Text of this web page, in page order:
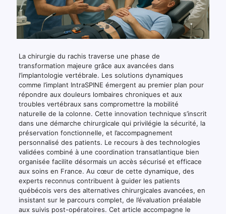
La chirurgie du rachis traverse une phase de
transformation majeure grâce aux avancées dans
l’implantologie vertébrale. Les solutions dynamiques
comme l’implant IntraSPINE émergent au premier plan pour
répondre aux douleurs lombaires chroniques et aux
troubles vertébraux sans compromettre la mobilité
naturelle de la colonne. Cette innovation technique s’inscrit
dans une démarche chirurgicale qui privilégie la sécurité, la
préservation fonctionnelle, et l’accompagnement
personnalisé des patients. Le recours à des technologies
validées combiné à une coordination transatlantique bien
organisée facilite désormais un accès sécurisé et efficace
aux soins en France. Au cœur de cette dynamique, des
experts reconnus contribuent à guider les patients
québécois vers des alternatives chirurgicales avancées, en
insistant sur le parcours complet, de l’évaluation préalable
aux suivis post-opératoires. Cet article accompagne le